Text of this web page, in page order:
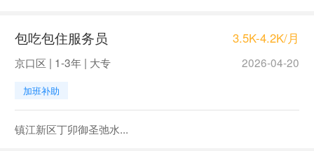
包吃包住服务员 3.5K-4.2K/月
京口区 | 1-3年 | 大专 2026-04-20
加班补助
镇江新区丁卯御圣弛水...